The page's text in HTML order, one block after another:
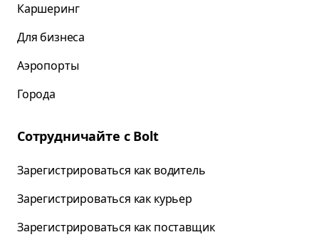
Каршеринг
Для бизнеса
Аэропорты
Города
Сотрудничайте с Bolt
Зарегистрироваться как водитель
Зарегистрироваться как курьер
Зарегистрироваться как поставщик